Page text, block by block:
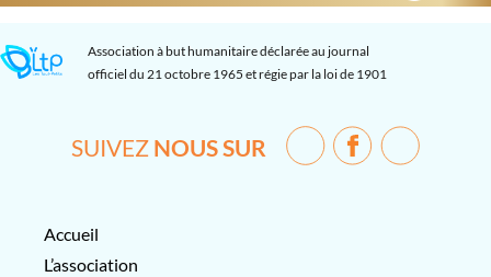
Association à but humanitaire déclarée au journal
officiel du 21 octobre 1965 et régie par la loi de 1901
SUIVEZ NOUS SUR
Accueil
L’association